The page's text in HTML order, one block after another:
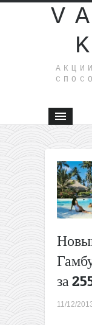
за
11/12/